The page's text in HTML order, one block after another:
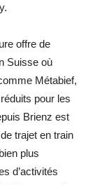
offre de
Suisse où
Métabief,
pour les
Brienz est
trajet en train
plus
d’activités